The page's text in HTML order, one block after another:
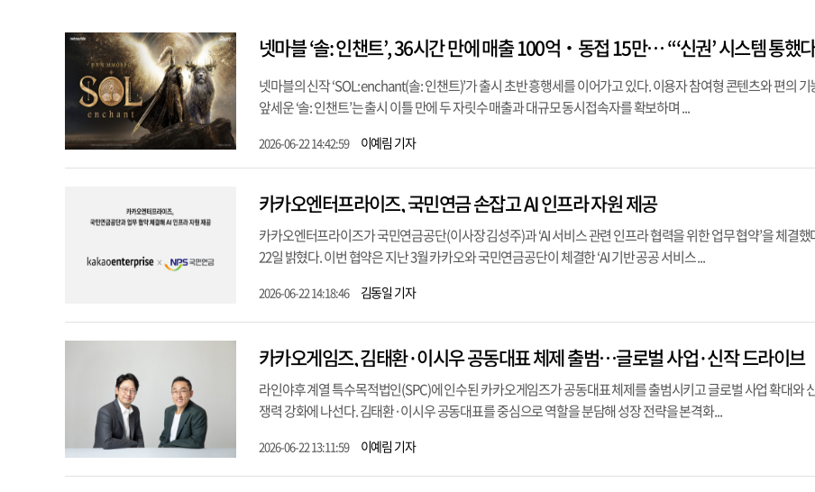
넷마블 ‘솔: 인챈트’, 36시간 만에 매출 100억‧동접 15만… “‘신권’ 시스템 통했
넷마블의 신작 ‘SOL: enchant(솔: 인챈트)’가 출시 초반 흥행세를 이어가고 있다. 이용자 참여형 콘텐츠와 편의 기
앞세운 ‘솔: 인챈트’는 출시 이틀 만에 두 자릿수 매출과 대규모 동시접속자를 확보하며 ...
2026-06-22 14:42:59 이예림 기자
카카오엔터프라이즈, 국민연금 손잡고 AI 인프라 자원 제공
카카오엔터프라이즈가 국민연금공단(이사장 김성주)과 ‘AI 서비스 관련 인프라 협력을 위한 업무 협약’을 체결했
22일 밝혔다. 이번 협약은 지난 3월 카카오와 국민연금공단이 체결한 ‘AI 기반 공공 서비스 ...
2026-06-22 14:18:46 김동일 기자
카카오게임즈, 김태환·이시우 공동대표 체제 출범…글로벌 사업·신작 드라이브
라인야후 계열 특수목적법인(SPC)에 인수된 카카오게임즈가 공동대표 체제를 출범시키고 글로벌 사업 확대와
쟁력 강화에 나선다. 김태환·이시우 공동대표를 중심으로 역할을 분담해 성장 전략을 본격화...
2026-06-22 13:11:59 이예림 기자